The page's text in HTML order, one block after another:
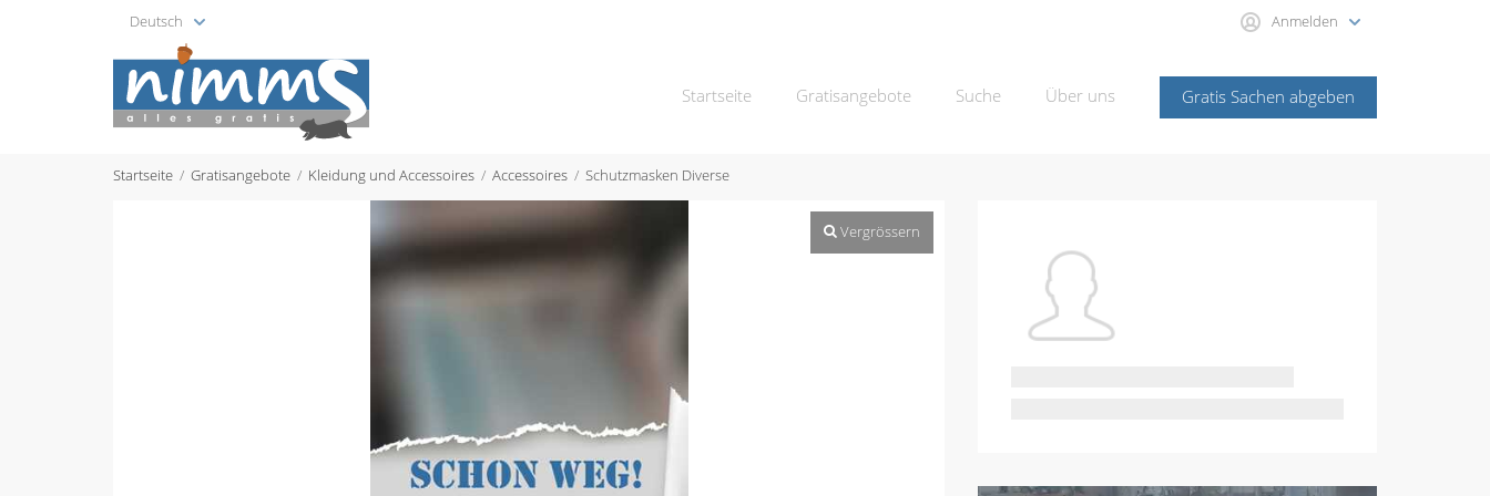
Deutsch Anmelden
Gratis Sachen abgeben
Startseite Gratisangebote Suche Über uns
Startseite Gratisangebote Kleidung und Accessoires Accessoires Schutzmasken Diverse
Vergrössern